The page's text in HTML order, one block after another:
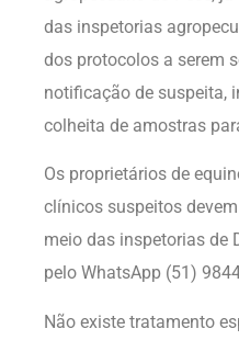
das inspetorias
dos protocolos a serem
notificação de suspeita,
colheita de amostras
Os proprietários de
clínicos suspeitos
meio das inspetorias de
pelo WhatsApp (51)
Não existe tratamento